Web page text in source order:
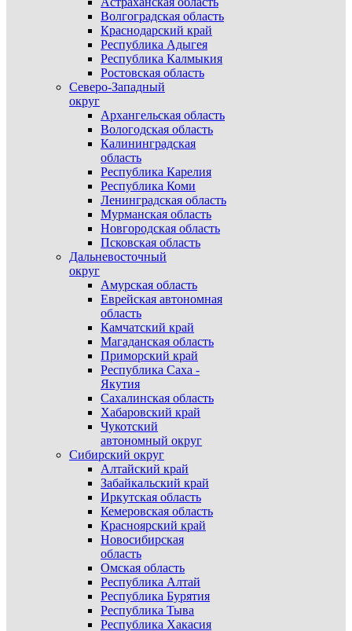
Волгоградская область
Краснодарский край
Республика Адыгея
Республика Калмыкия
Ростовская область
Северо-Западный
округ
Архангельская область
Вологодская область
Калининградская
область
Республика Карелия
Республика Коми
Ленинградская область
Мурманская область
Новгородская область
Псковская область
Дальневосточный
округ
Амурская область
Еврейская автономная
область
Камчатский край
Магаданская область
Приморский край
Республика Саха -
Якутия
Сахалинская область
Хабаровский край
Чукотский
автономный округ
Сибирский округ
Алтайский край
Забайкальский край
Иркутская область
Кемеровская область
Красноярский край
Новосибирская
область
Омская область
Республика Алтай
Республика Бурятия
Республика Тыва
Республика Хакасия